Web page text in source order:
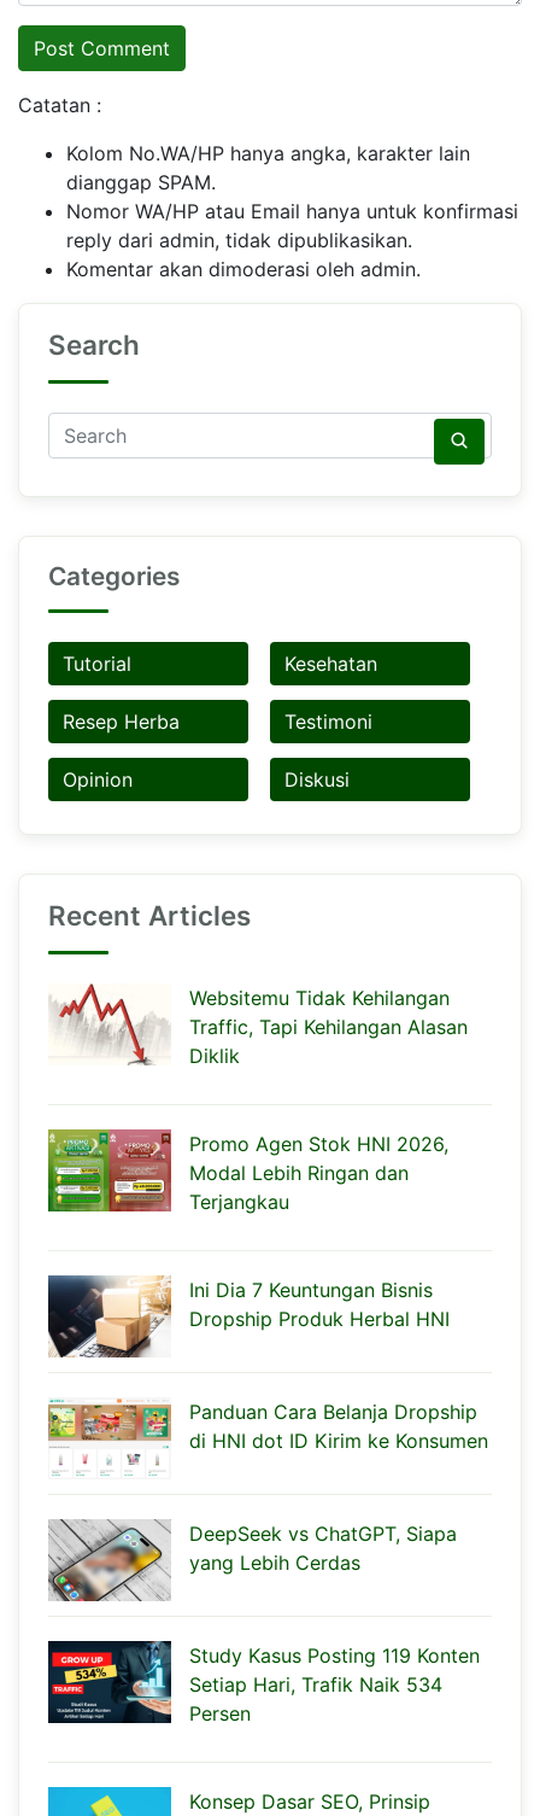
Catatan :
Kolom No.WA/HP hanya angka, karakter lain
dianggap SPAM.
Nomor WA/HP atau Email hanya untuk konfirmasi
reply dari admin, tidak dipublikasikan.
Komentar akan dimoderasi oleh admin.
Search
Categories
Tutorial Kesehatan
Resep Herba Testimoni
Opinion Diskusi
Recent Articles
Websitemu Tidak Kehilangan
Traffic, Tapi Kehilangan Alasan
Diklik
Promo Agen Stok HNI 2026,
Modal Lebih Ringan dan
Terjangkau
Ini Dia 7 Keuntungan Bisnis
Dropship Produk Herbal HNI
Panduan Cara Belanja Dropship
di HNI dot ID Kirim ke Konsumen
DeepSeek vs ChatGPT, Siapa
yang Lebih Cerdas
Study Kasus Posting 119 Konten
Setiap Hari, Trafik Naik 534
Persen
Konsep Dasar SEO, Prinsip